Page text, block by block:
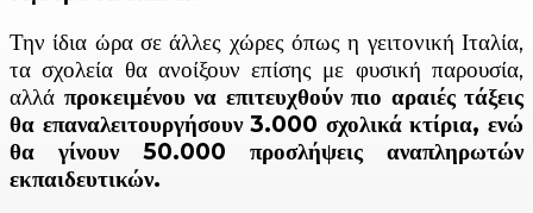
Την ίδια ώρα σε άλλες χώρες όπως η γειτονική Ιταλία,
τα σχολεία θα ανοίξουν επίσης με φυσική παρουσία,
αλλά προκειμένου να επιτευχθούν πιο αραιές τάξεις
θα επαναλειτουργήσουν 3.000 σχολικά κτίρια, ενώ
θα γίνουν 50.000 προσλήψεις αναπληρωτών
εκπαιδευτικών.